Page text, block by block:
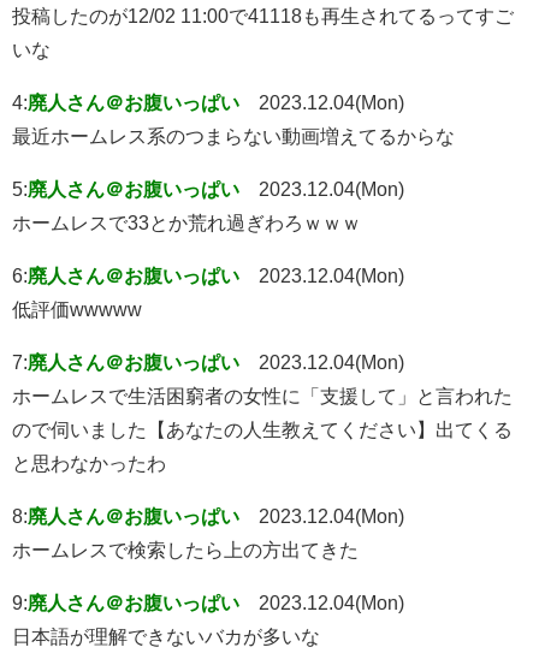
投稿したのが12/02 11:00で41118も再生されてるってすご
いな
4:廃人さん＠お腹いっぱい
2023.12.04(Mon)
最近ホームレス系のつまらない動画増えてるからな
5:廃人さん＠お腹いっぱい
2023.12.04(Mon)
ホームレスで33とか荒れ過ぎわろｗｗｗ
6:廃人さん＠お腹いっぱい
2023.12.04(Mon)
低評価wwwww
7:廃人さん＠お腹いっぱい
2023.12.04(Mon)
ホームレスで生活困窮者の女性に「支援して」と言われた
ので伺いました【あなたの人生教えてください】出てくる
と思わなかったわ
8:廃人さん＠お腹いっぱい
2023.12.04(Mon)
ホームレスで検索したら上の方出てきた
9:廃人さん＠お腹いっぱい
2023.12.04(Mon)
日本語が理解できないバカが多いな